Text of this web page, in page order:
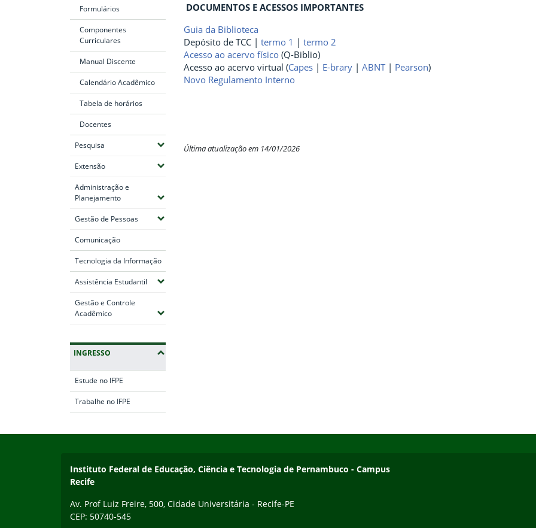
Formulários
Componentes
Curriculares
Manual Discente
Calendário Acadêmico
Tabela de horários
Docentes
Pesquisa (Expandir submenus)
Extensão(Expandir submenus)
Administração e
Planejamento(Expandir submenus)
Gestão de Pessoas(Expandir submenus)
Comunicação
Tecnologia da Informação
Assistência Estudantil (Expandir submenus)
Gestão e Controle
Acadêmico(Expandir submenus)
INGRESSO
Estude no IFPE
Trabalhe no IFPE
DOCUMENTOS E ACESSOS IMPORTANTES
Guia da Biblioteca
Depósito de TCC | termo 1 | termo 2
Acesso ao acervo físico (Q-Biblio)
Acesso ao acervo virtual (Capes | E-brary | ABNT| Pearson)
Novo Regulamento Interno
Última atualização em 14/01/2026
Instituto Federal de Educação, Ciência e Tecnologia de Pernambuco - Campus
Recife
Av. Prof Luiz Freire, 500, Cidade Universitária - Recife-PE
CEP: 50740-545